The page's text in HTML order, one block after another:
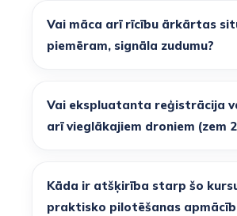
Vai māca arī rīcību ārkārtas
piemēram, signāla zudumu?
Vai ekspluatanta reģistrācija
arī vieglākajiem droniem (zem
Kāda ir atšķirība starp šo
praktisko pilotēšanas